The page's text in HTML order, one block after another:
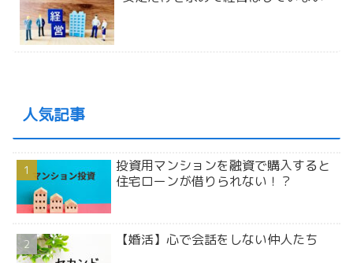
人気記事
投資用マンションを融資で購入すると
住宅ローンが借りられない！？
【婚活】心で会話をしない仲人たち